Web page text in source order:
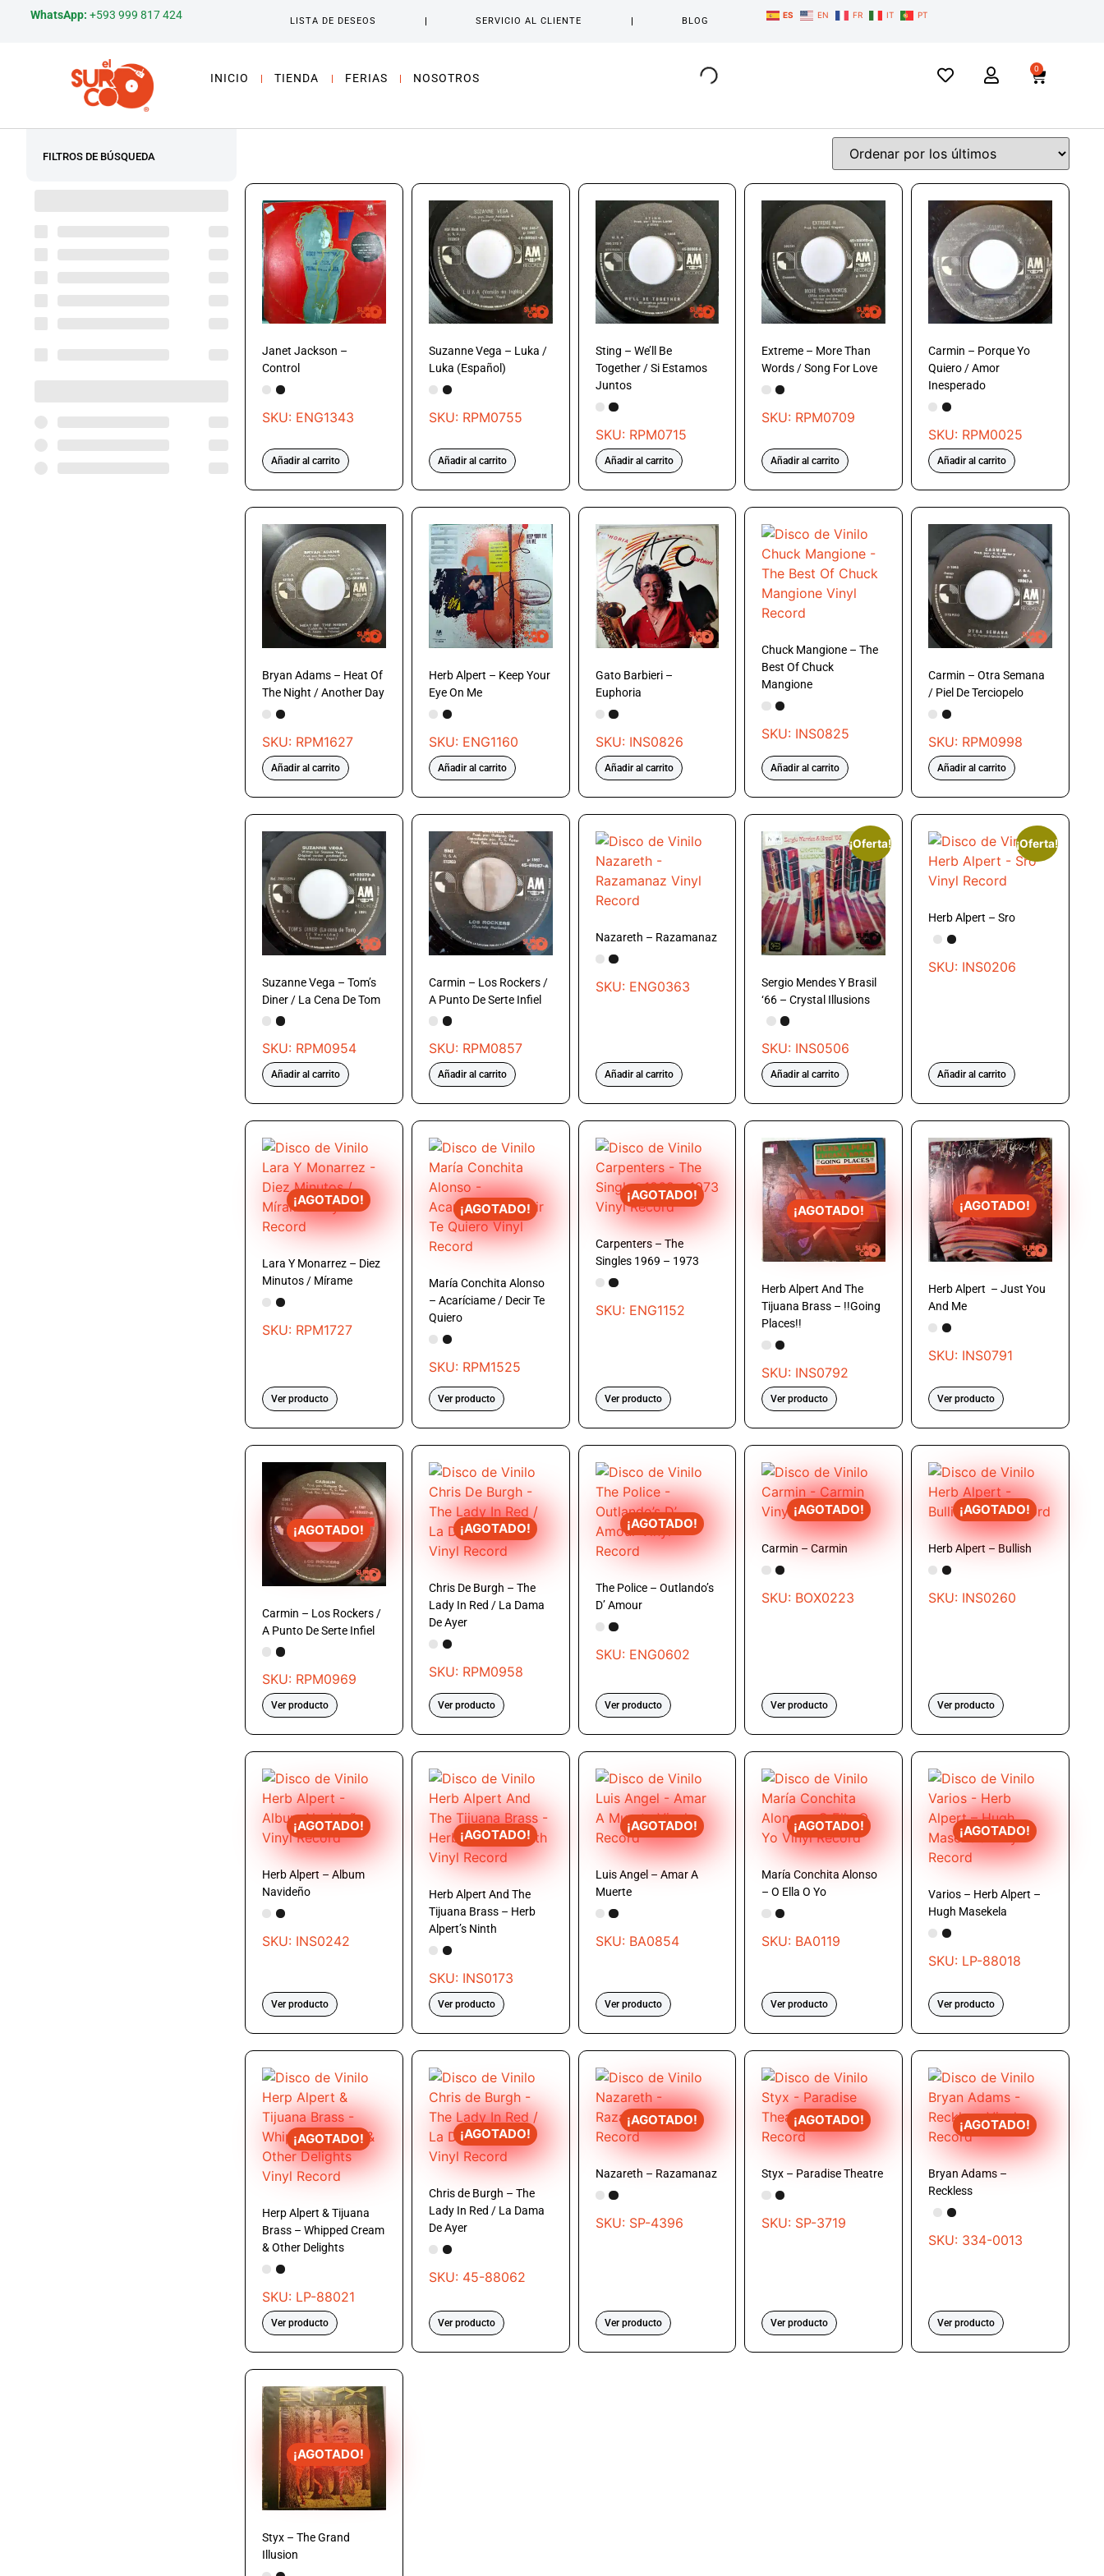
WhatsApp: +593 999 817 424 LISTA DE DESEOS SERVICIO AL CLIENTE BLOG
ES EN FR IT PT
INICIO TIENDA FERIAS NOSOTROS
0
FILTROS DE BÚSQUEDA
Janet Jackson –
Control
SKU: ENG1343
Añadir al carrito
Suzanne Vega – Luka /
Luka (Español)
SKU: RPM0755
Añadir al carrito
Sting – We’ll Be
Together / Si Estamos
Juntos
SKU: RPM0715
Añadir al carrito
Extreme – More Than
Words / Song For Love
SKU: RPM0709
Añadir al carrito
Carmin – Porque Yo
Quiero / Amor
Inesperado
SKU: RPM0025
Añadir al carrito
Bryan Adams – Heat Of
The Night / Another Day
SKU: RPM1627
Añadir al carrito
Herb Alpert – Keep Your
Eye On Me
SKU: ENG1160
Añadir al carrito
Gato Barbieri –
Euphoria
SKU: INS0826
Añadir al carrito
Chuck Mangione – The
Best Of Chuck
Mangione
SKU: INS0825
Añadir al carrito
Carmin – Otra Semana
/ Piel De Terciopelo
SKU: RPM0998
Añadir al carrito
Suzanne Vega – Tom’s
Diner / La Cena De Tom
SKU: RPM0954
Añadir al carrito
Carmin – Los Rockers /
A Punto De Serte Infiel
SKU: RPM0857
Añadir al carrito
Nazareth – Razamanaz
SKU: ENG0363
Añadir al carrito
¡Oferta!
Sergio Mendes Y Brasil
‘66 – Crystal Illusions
SKU: INS0506
Añadir al carrito
¡Oferta!
Herb Alpert – Sro
SKU: INS0206
Añadir al carrito
¡AGOTADO!
Lara Y Monarrez – Diez
Minutos / Mírame
SKU: RPM1727
Ver producto
¡AGOTADO!
María Conchita Alonso
– Acaríciame / Decir Te
Quiero
SKU: RPM1525
Ver producto
¡AGOTADO!
Carpenters – The
Singles 1969 – 1973
SKU: ENG1152
Ver producto
¡AGOTADO!
Herb Alpert And The
Tijuana Brass – !!Going
Places!!
SKU: INS0792
Ver producto
¡AGOTADO!
Herb Alpert ‎ – Just You
And Me
SKU: INS0791
Ver producto
¡AGOTADO!
Carmin – Los Rockers /
A Punto De Serte Infiel
SKU: RPM0969
Ver producto
¡AGOTADO!
Chris De Burgh – The
Lady In Red / La Dama
De Ayer
SKU: RPM0958
Ver producto
¡AGOTADO!
The Police – Outlando’s
D’ Amour
SKU: ENG0602
Ver producto
¡AGOTADO!
Carmin – Carmin
SKU: BOX0223
Ver producto
¡AGOTADO!
Herb Alpert – Bullish
SKU: INS0260
Ver producto
¡AGOTADO!
Herb Alpert – Album
Navideño
SKU: INS0242
Ver producto
¡AGOTADO!
Herb Alpert And The
Tijuana Brass – Herb
Alpert’s Ninth
SKU: INS0173
Ver producto
¡AGOTADO!
Luis Angel – Amar A
Muerte
SKU: BA0854
Ver producto
¡AGOTADO!
María Conchita Alonso
– O Ella O Yo
SKU: BA0119
Ver producto
¡AGOTADO!
Varios – Herb Alpert –
Hugh Masekela
SKU: LP-88018
Ver producto
¡AGOTADO!
Herp Alpert & Tijuana
Brass – Whipped Cream
& Other Delights
SKU: LP-88021
Ver producto
¡AGOTADO!
Chris de Burgh – The
Lady In Red / La Dama
De Ayer
SKU: 45-88062
Ver producto
¡AGOTADO!
Nazareth – Razamanaz
SKU: SP-4396
Ver producto
¡AGOTADO!
Styx – Paradise Theatre
SKU: SP-3719
Ver producto
¡AGOTADO!
Bryan Adams –
Reckless
SKU: 334-0013
Ver producto
¡AGOTADO!
Styx – The Grand
Illusion